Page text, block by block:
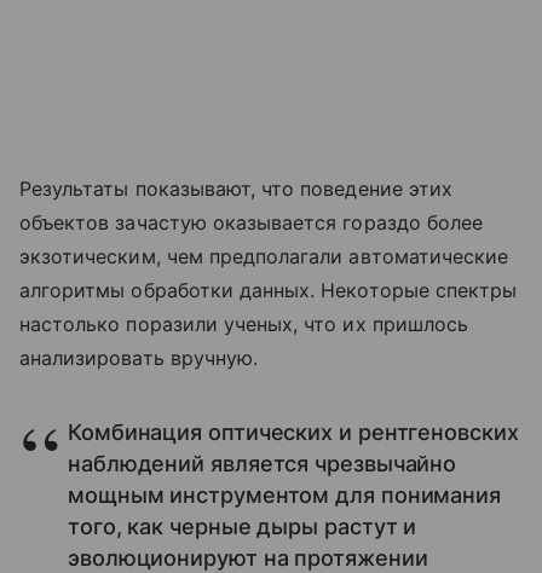
Результаты показывают, что поведение этих
объектов зачастую оказывается гораздо более
экзотическим, чем предполагали автоматические
алгоритмы обработки данных. Некоторые спектры
настолько поразили ученых, что их пришлось
анализировать вручную.
Комбинация оптических и рентгеновских
наблюдений является чрезвычайно
мощным инструментом для понимания
того, как черные дыры растут и
эволюционируют на протяжении